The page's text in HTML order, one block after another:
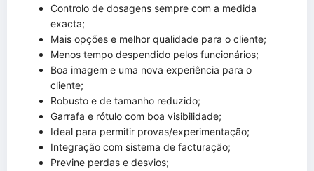
Controlo de dosagens sempre com a medida
exacta;
Mais opções e melhor qualidade para o cliente;
Menos tempo despendido pelos funcionários;
Boa imagem e uma nova experiência para o
cliente;
Robusto e de tamanho reduzido;
Garrafa e rótulo com boa visibilidade;
Ideal para permitir provas/experimentação;
Integração com sistema de facturação;
Previne perdas e desvios;